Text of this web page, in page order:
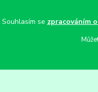
Souhlasím se zpracováním